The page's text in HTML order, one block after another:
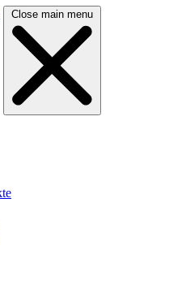
Close main menu